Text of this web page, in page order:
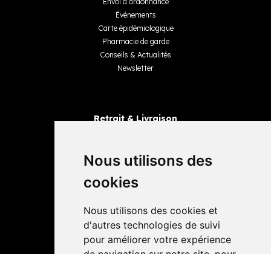
Nous utilisons des
cookies
Nous utilisons des cookies et
d'autres technologies de suivi
pour améliorer votre expérience
Événements
Carte épidémiologique
Pharmacie de garde
Conseils & Actualités
Newsletter
Retrait & Livraison
Livraisons
4,4 / 5 65 avis